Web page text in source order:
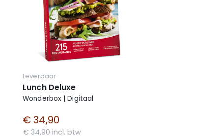
Leverbaar
Lunch Deluxe
Wonderbox | Digitaal
€ 34,90
€ 34,90 incl. btw